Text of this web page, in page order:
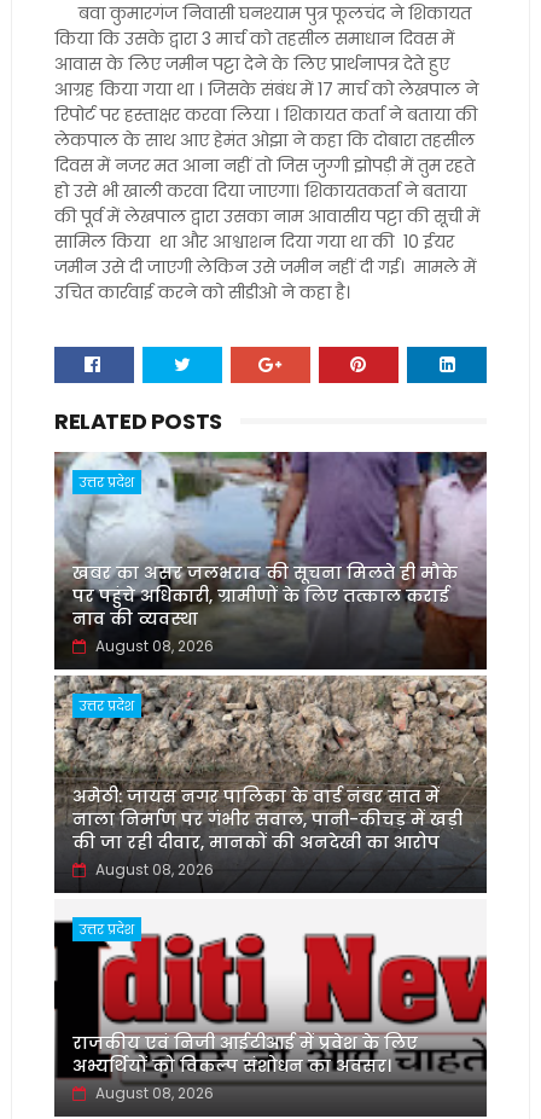
बवा कुमारगंज निवासी घनश्याम पुत्र फूलचंद ने शिकायत
किया कि उसके द्वारा 3 मार्च को तहसील समाधान दिवस में
आवास के लिए जमीन पट्टा देने के लिए प्रार्थनापत्र देते हुए
आग्रह किया गया था । जिसके संबंध में 17 मार्च को लेखपाल ने
रिपोर्ट पर हस्ताक्षर करवा लिया । शिकायत कर्ता ने बताया की
लेकपाल के साथ आए हेमंत ओझा ने कहा कि दोबारा तहसील
दिवस में नजर मत आना नहीं तो जिस जुग्गी झोपड़ी में तुम रहते
हो उसे भी खाली करवा दिया जाएगा। शिकायतकर्ता ने बताया
की पूर्व में लेखपाल द्वारा उसका नाम आवासीय पट्टा की सूची में
सामिल किया था और आश्वाशन दिया गया था की 10 ईयर
जमीन उसे दी जाएगी लेकिन उसे जमीन नहीं दी गई। मामले में
उचित कार्रवाई करने को सीडीओ ने कहा है।
RELATED POSTS
उत्तर प्रदेश
खबर का असर जलभराव की सूचना मिलते ही मौके
पर पहुंचे अधिकारी, ग्रामीणों के लिए तत्काल कराई
नाव की व्यवस्था
August 08, 2026
उत्तर प्रदेश
अमेठी: जायस नगर पालिका के वार्ड नंबर सात में
नाला निर्माण पर गंभीर सवाल, पानी-कीचड़ में खड़ी
की जा रही दीवार, मानकों की अनदेखी का आरोप
August 08, 2026
उत्तर प्रदेश
‌राजकीय एवं निजी आईटीआई में प्रवेश के लिए
अभ्यर्थियों को विकल्प संशोधन का अवसर।
August 08, 2026